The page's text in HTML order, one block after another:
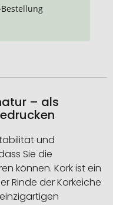
– als
und
Sie die
können. Kork ist ein
Rinde der Korkeiche